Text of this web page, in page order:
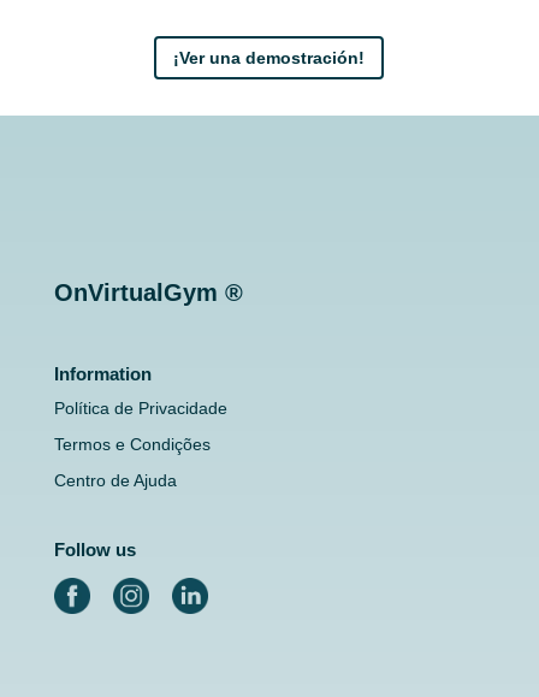
¡Ver una demostración!
OnVirtualGym ®
Information
Política de Privacidade
Termos e Condições
Centro de Ajuda
Follow us